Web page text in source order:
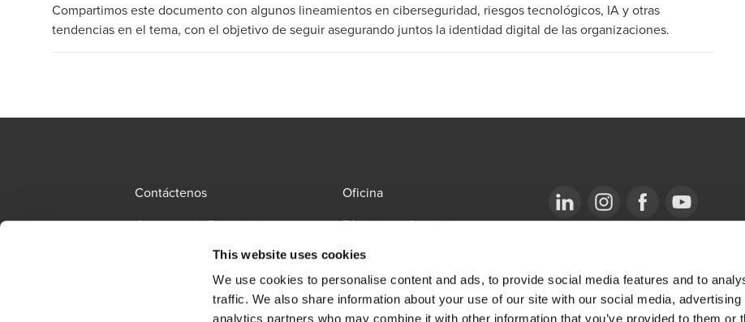
This website uses cookies
We use cookies to personalise content and ads, to provide social media features and to
traffic. We also share information about your use of our site with our social media, advertising
analytics partners who may combine it with other information that you’ve provided to them or
Compartimos este documento con algunos lineamientos en ciberseguridad, riesgos tecnológicos, IA y otras
tendencias en el tema, con el objetivo de seguir asegurando juntos la identidad digital de las organizaciones.
Contáctenos
Oficina
Contacto de Privacidad
Términos y Condiciones
Miembro de IFRS Sustainability
Alliance
Política de Tratamiento de
International Limited, una compañía